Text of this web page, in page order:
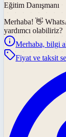
Eğitim Danışmanı
Merhaba! 👋
yardımcı olabiliriz?
Merhaba, bilgi
Fiyat ve taksit